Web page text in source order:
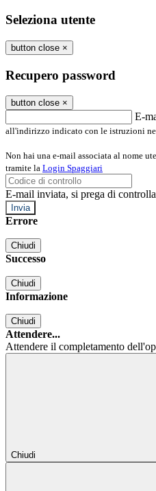
Seleziona utente
button close ×
Recupero password
button close ×
E-
all'indirizzo indicato con le istruzioni
Non hai una e-mail associata al nome
tramite la Login Spaggiari
E-mail inviata, si prega di
Errore
Chiudi
Successo
Chiudi
Informazione
Chiudi
Attendere...
Attendere il completamento
Chiudi